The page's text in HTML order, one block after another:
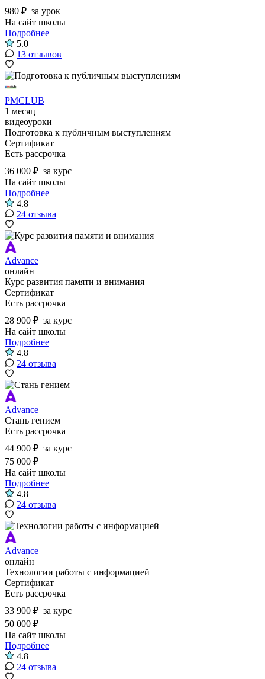
980 ₽ за урок
На сайт школы
Подробнее
5.0
13 отзывов
PMCLUB
1 месяц
видеоуроки
Подготовка к публичным выступлениям
Сертификат
Есть рассрочка
36 000 ₽ за курс
На сайт школы
Подробнее
4.8
24 отзыва
Advance
онлайн
Курс развития памяти и внимания
Сертификат
Есть рассрочка
28 900 ₽ за курс
На сайт школы
Подробнее
4.8
24 отзыва
Advance
Стань гением
Есть рассрочка
44 900 ₽ за курс
75 000 ₽
На сайт школы
Подробнее
4.8
24 отзыва
Advance
онлайн
Технологии работы с информацией
Сертификат
Есть рассрочка
33 900 ₽ за курс
50 000 ₽
На сайт школы
Подробнее
4.8
24 отзыва